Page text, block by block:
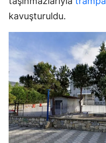
kavuşturuldu.